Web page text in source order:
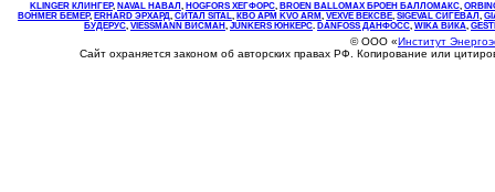
KLINGER КЛИНГЕР, NAVAL НАВАЛ , НOGFORS ХЕГФОРС, BROEN BALLOMAX БРОЕН БАЛЛОМАКС,
BOHMER БЕМЕР, ERHARD ЭРХАРД, СИТАЛ SITAL, КВО АРМ KVO ARM, VEXVE ВЕКСВЕ, SIGEVAL СИГЕВАЛ ,
БУДЕРУС, VIESSMANN ВИСМАН , JUNKERS ЮНКЕРС. DANFOSS ДАНФОСС, WIKA ВИКА,
© ООО «Институт
Сайт охраняется законом об авторских правах РФ. Копирование или